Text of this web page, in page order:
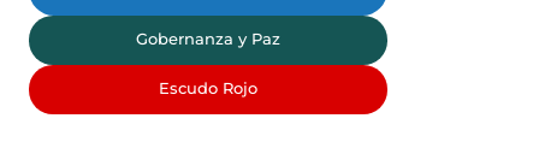
Gobernanza y Paz
Escudo Rojo